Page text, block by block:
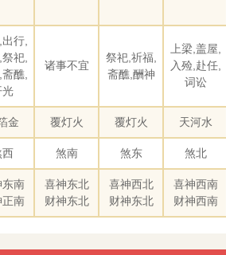
行,
祀,
醮,
光
诸事不宜
祭祀,祈福,
斋醮,酬神
上梁,盖屋,
入殓,赴任,
词讼
金 覆灯火 覆灯火 天河水
西 煞南 煞东 煞北
南
正南
喜神东北
财神东北
喜神西北
财神东北
喜神西南
财神西南